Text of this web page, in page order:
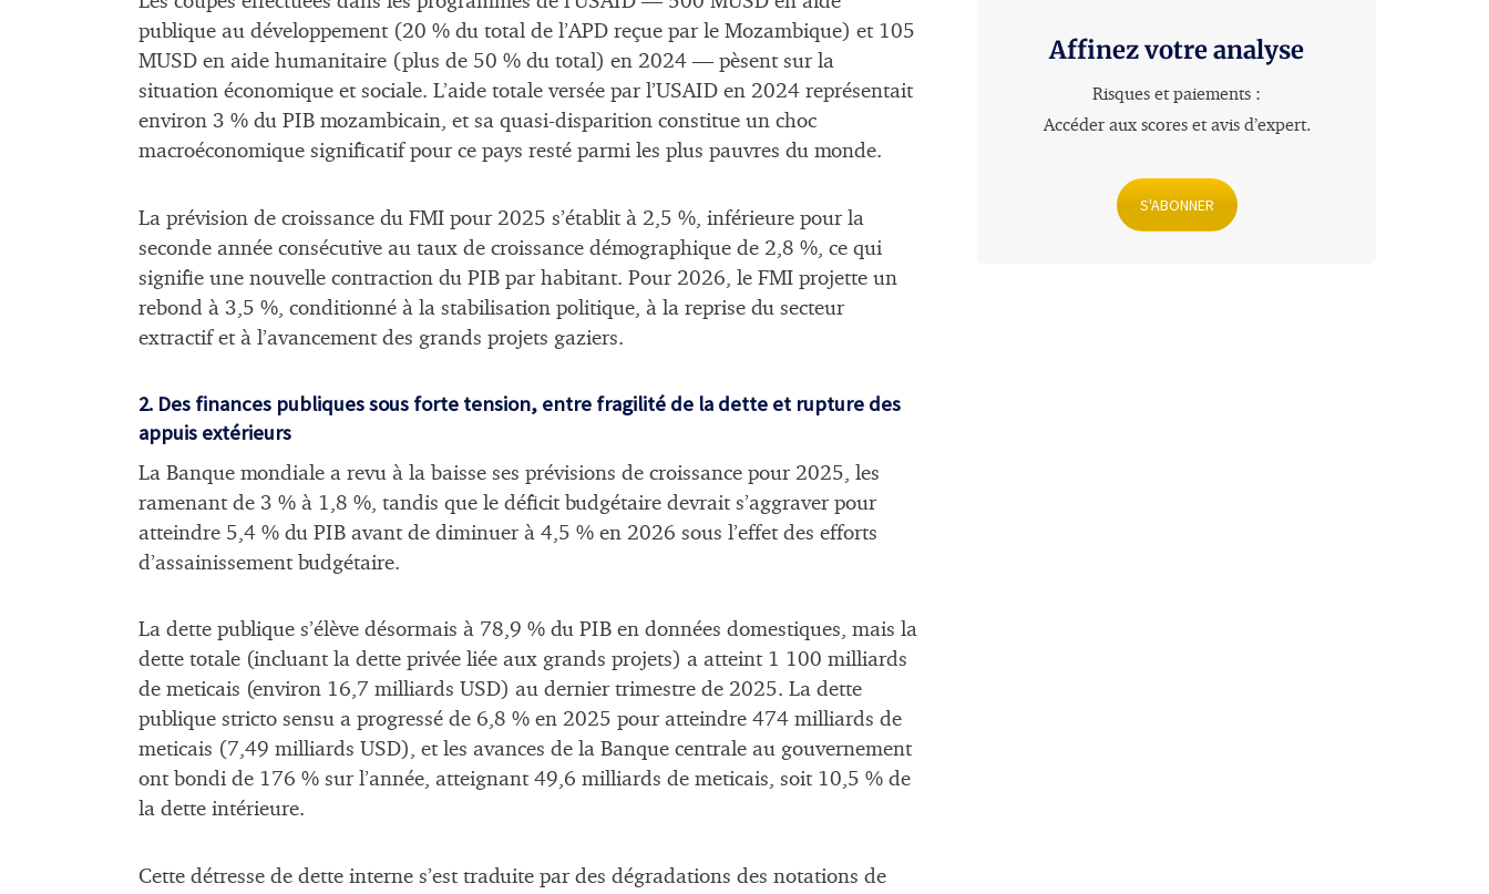
publique au développement (20 % du total de l’APD reçue par le Mozambique) et 105
MUSD en aide humanitaire (plus de 50 % du total) en 2024 — pèsent sur la
situation économique et sociale. L’aide totale versée par l’USAID en 2024 représentait
environ 3 % du PIB mozambicain, et sa quasi-disparition constitue un choc
macroéconomique significatif pour ce pays resté parmi les plus pauvres du monde.
La prévision de croissance du FMI pour 2025 s’établit à 2,5 %, inférieure pour la
seconde année consécutive au taux de croissance démographique de 2,8 %, ce qui
signifie une nouvelle contraction du PIB par habitant. Pour 2026, le FMI projette un
rebond à 3,5 %, conditionné à la stabilisation politique, à la reprise du secteur
extractif et à l’avancement des grands projets gaziers.
2. Des finances publiques sous forte tension, entre fragilité de la dette et rupture des
appuis extérieurs
La Banque mondiale a revu à la baisse ses prévisions de croissance pour 2025, les
ramenant de 3 % à 1,8 %, tandis que le déficit budgétaire devrait s’aggraver pour
atteindre 5,4 % du PIB avant de diminuer à 4,5 % en 2026 sous l’effet des efforts
d’assainissement budgétaire.
La dette publique s’élève désormais à 78,9 % du PIB en données domestiques, mais la
dette totale (incluant la dette privée liée aux grands projets) a atteint 1 100 milliards
de meticais (environ 16,7 milliards USD) au dernier trimestre de 2025. La dette
publique stricto sensu a progressé de 6,8 % en 2025 pour atteindre 474 milliards de
meticais (7,49 milliards USD), et les avances de la Banque centrale au gouvernement
ont bondi de 176 % sur l’année, atteignant 49,6 milliards de meticais, soit 10,5 % de
la dette intérieure.
Cette détresse de dette interne s’est traduite par des dégradations des notations de
Affinez votre analyse
Risques et paiements :
Accéder aux scores et avis d’expert.
S'ABONNER